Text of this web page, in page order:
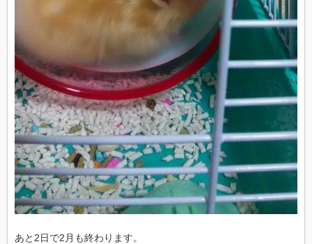
あと2日で2月も終わります。